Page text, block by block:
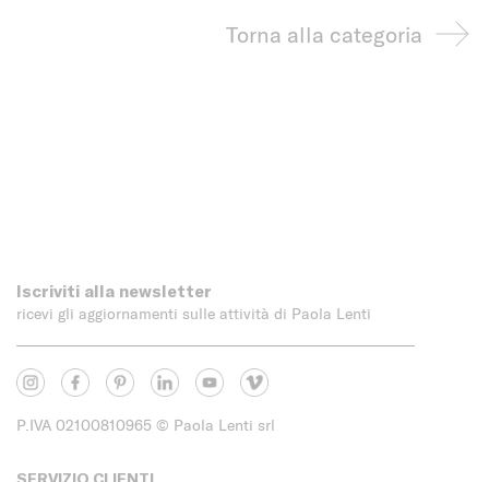
Torna alla categoria
Iscriviti alla newsletter
ricevi gli aggiornamenti sulle attività di Paola Lenti
P.IVA 02100810965 © Paola Lenti srl
SERVIZIO CLIENTI